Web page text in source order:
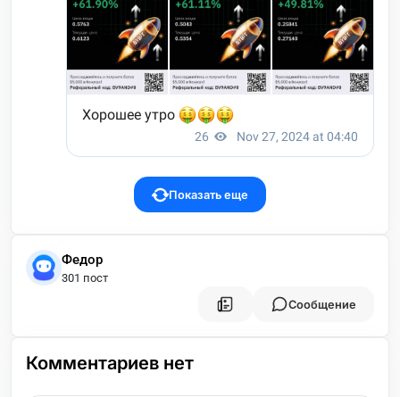
Показать еще
Федор
301 пост
Сообщение
Комментариев нет